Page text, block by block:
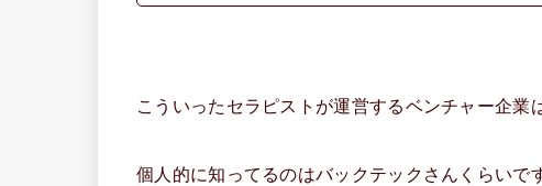
こういったセラピストが運営するベンチャー企業
個人的に知ってるのはバックテックさんくらいで